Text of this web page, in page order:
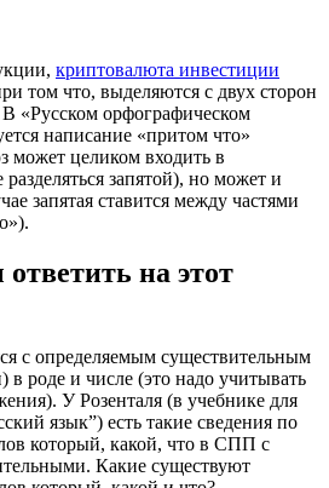
криптовалюта инвестиции
том что, выделяются с двух сторон
«Русском орфографическом
написание «притом что»
может целиком входить в
запятой), но может и
запятая ставится между частями
на этот
с определяемым существительным
роде и числе (это надо учитывать
У Розенталя (в учебнике для
язык”) есть такие сведения по
который, какой, что в СПП с
Какие существуют